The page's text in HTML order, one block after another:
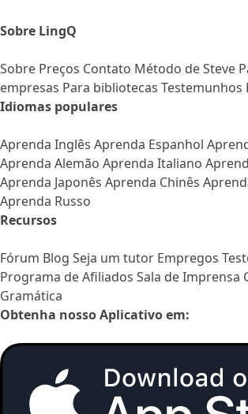
Sobre LingQ
Sobre Preços Contato Método de Steve
empresas Para bibliotecas Testemunhos
Idiomas populares
Aprenda Inglês Aprenda Espanhol
Aprenda Alemão Aprenda Italiano
Aprenda Japonês Aprenda Chinês
Aprenda Russo
Recursos
Fórum Blog Seja um tutor Empregos
Programa de Afiliados Sala de Imprensa
Gramática
Obtenha nosso Aplicativo em: